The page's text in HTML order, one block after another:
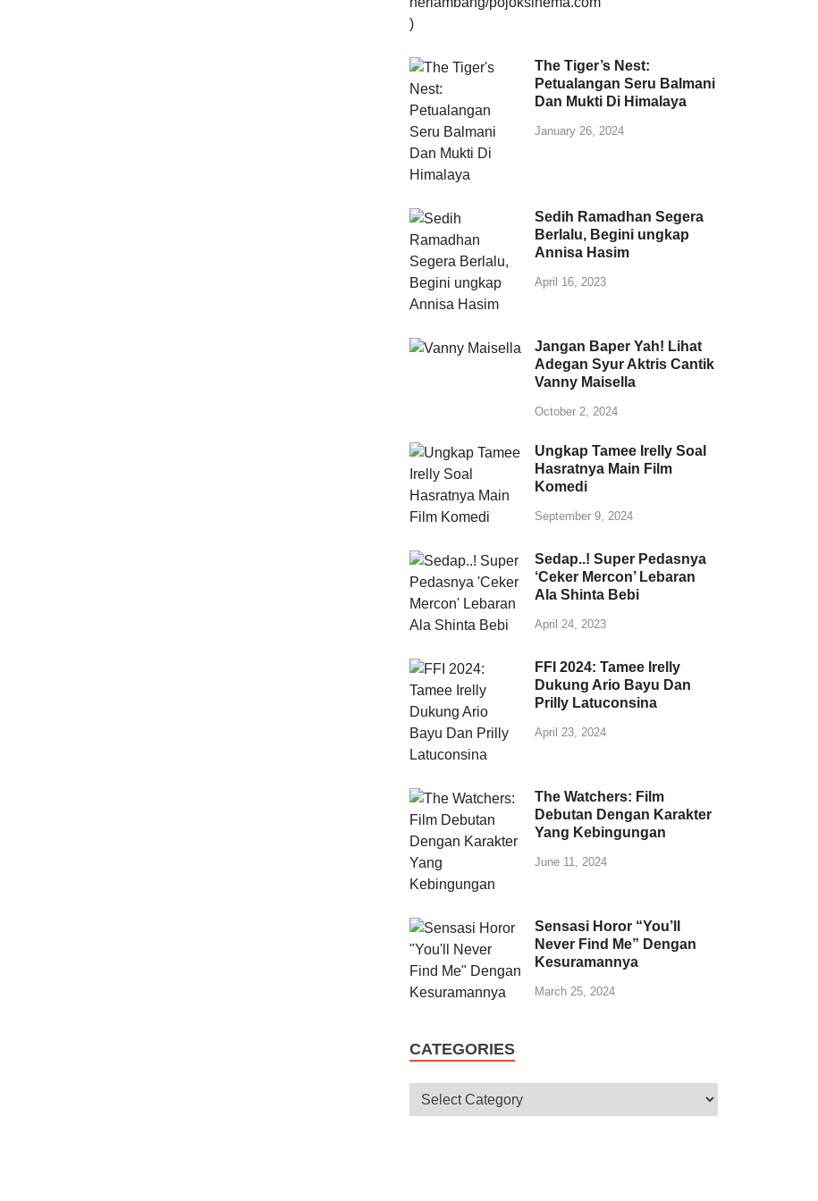
The Tiger’s Nest:
Petualangan Seru Balmani
Dan Mukti Di Himalaya
January 26, 2024
Sedih Ramadhan Segera
Berlalu, Begini ungkap
Annisa Hasim
April 16, 2023
Jangan Baper Yah! Lihat
Adegan Syur Aktris Cantik
Vanny Maisella
October 2, 2024
Ungkap Tamee Irelly Soal
Hasratnya Main Film
Komedi
September 9, 2024
Sedap..! Super Pedasnya
‘Ceker Mercon’ Lebaran
Ala Shinta Bebi
April 24, 2023
FFI 2024: Tamee Irelly
Dukung Ario Bayu Dan
Prilly Latuconsina
April 23, 2024
The Watchers: Film
Debutan Dengan Karakter
Yang Kebingungan
June 11, 2024
Sensasi Horor “You’ll
Never Find Me” Dengan
Kesuramannya
March 25, 2024
CATEGORIES